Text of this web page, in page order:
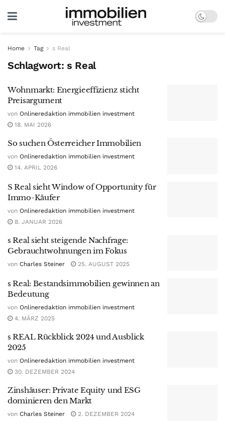
Home Tag s Real
Schlagwort:s Real
Wohnmarkt: Energieeffizienz sticht
Preisargument
von Onlineredaktion immobilien investment
18. MAI 2026
So suchen Österreicher Immobilien
von Onlineredaktion immobilien investment
14. APRIL 2026
S Real sieht Window of Opportunity für
Immo-Käufer
von Onlineredaktion immobilien investment
8. JANUAR 2026
s Real sieht steigende Nachfrage:
Gebrauchtwohnungen im Fokus
von Charles Steiner 25. AUGUST 2025
s Real: Bestandsimmobilien gewinnen an
Bedeutung
von Onlineredaktion immobilien investment
4. MÄRZ 2025
s REAL Rückblick 2024 und Ausblick
2025
von Onlineredaktion immobilien investment
30. DEZEMBER 2024
Zinshäuser: Private Equity und ESG
dominieren den Markt
von Charles Steiner 2. DEZEMBER 2024